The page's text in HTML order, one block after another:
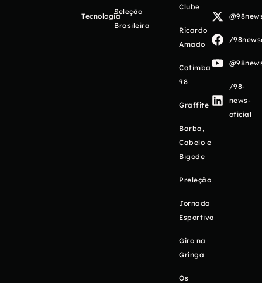
Tecnologia
Seleção
Brasileira
Clube
Ricardo
Amado
Catimba
98
Graffite
Barba,
Cabelo e
Bigode
Preleção
Jornada
Esportiva
Giro na
Gringa
Os
/
/98-
news-
oficial